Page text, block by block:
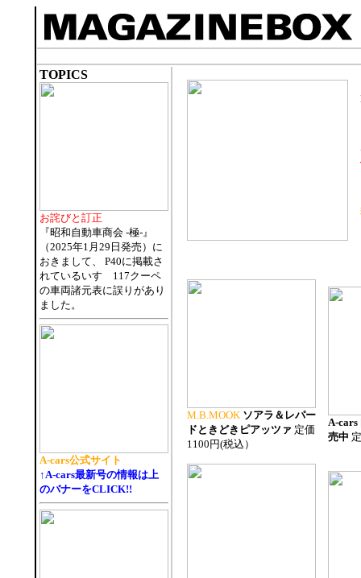
TOPICS
お詫びと訂正
『昭和自動車商会 -極-』
（2025年1月29日発売）に
おきまして、 P40に掲載さ
れているいすゞ117クーペ
の車両諸元表に誤りがあり
ました。
A-cars公式サイト
↑A-cars最新号の情報は上
のバナーをCLICK!!
M.B.MOOK ソアラ＆レパー
ドときどきピアッツァ定価
1100円(税込）
A-cars
売中